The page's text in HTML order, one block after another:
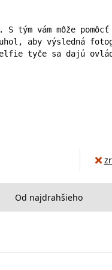
tým vám môže
aby výsledná
tyče sa dajú
Od najdrahšieho